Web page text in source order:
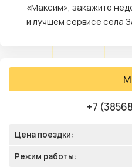
«Максим», закажите
и лучшем сервисе села
+7
Цена поездки:
Режим работы: